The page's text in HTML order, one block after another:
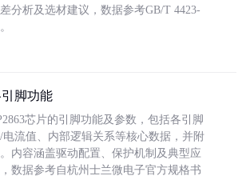
分析及选材建议，数据参考GB/T 4423-
脚功能
芯片的引脚功能及参数，包括各引脚
电流值、内部逻辑关系等核心数据，并附
内容涵盖驱动配置、保护机制及典型应
数据参考自杭州士兰微电子官方规格书